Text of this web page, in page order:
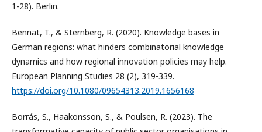
1-28). Berlin.
Bennat, T., & Sternberg, R. (2020). Knowledge bases in
German regions: what hinders combinatorial knowledge
dynamics and how regional innovation policies may help.
European Planning Studies 28 (2), 319-339.
https://doi.org/10.1080/09654313.2019.1656168
Borrás, S., Haakonsson, S., & Poulsen, R. (2023). The